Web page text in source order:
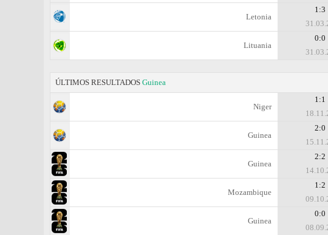
Letonia
1:3
Lituania
0:0
ÚLTIMOS RESULTADOS Guinea
Niger
1:1
Guinea
2:0
Guinea
2:2
Mozambique
1:2
Guinea
0:0